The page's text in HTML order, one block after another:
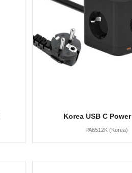
Korea USB C
PA6512K (Korea)